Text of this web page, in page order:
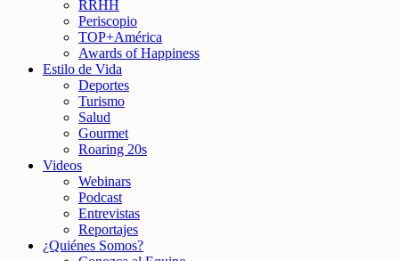
RRHH
Periscopio
TOP+América
Awards of Happiness
Estilo de Vida
Deportes
Turismo
Salud
Gourmet
Roaring 20s
Videos
Webinars
Podcast
Entrevistas
Reportajes
¿Quiénes Somos?